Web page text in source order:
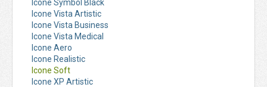
Icone Symbol Black
Icone Vista Artistic
Icone Vista Business
Icone Vista Medical
Icone Aero
Icone Realistic
Icone Soft
Icone XP Artistic